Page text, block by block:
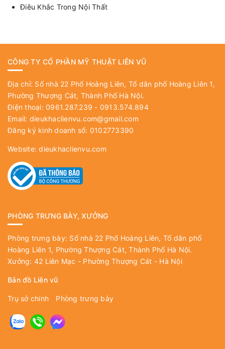
Điêu Khắc Trong Nội Thất
CÔNG TY CỔ PHẦN MỸ THUẬT LIÊN VŨ
Địa chỉ: Số nhà 22 Phố Hoàng Liên, Tổ dân phố Hoàng Liên 1,
Phường Thượng Cát, Thành Phố Hà Nội.
Điện thoại: 0961.287.239 - 0913.574.894
Email: dieukhaclienvu.com@gmail.com
Đăng ký kinh doanh số: 0102773390
Website:dieukhaclienvu.com
PHÒNG TRƯNG BÀY, XƯỞNG
Phòng trưng bày: Số nhà 22 Phố Hoàng Liên, Tổ dân phố
Hoàng Liên 1, Phường Thượng Cát, Thành Phố Hà Nội.
Xưởng: 42 Liên Mạc - Phường Thượng Cát - Hà Nội
Bản đồ Liên vũ
Trụ sở chính Phòng trưng bày